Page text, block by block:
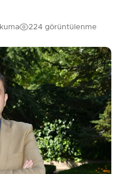
224 görüntülenme